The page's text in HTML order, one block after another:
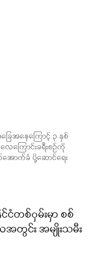
ေအနေကြောင့် ၃ နှစ်
ကြောင်းခရီးစဉ်ကို
ောက်ခံ ပို့ဆောင်ရေး
ငံတစ်ဝှမ်းမှာ စစ်
တွင်း အမျိုးသမီး